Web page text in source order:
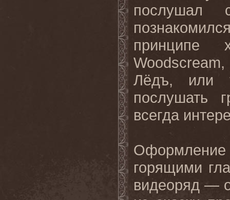
послушал
принципе
Woodscream,
Лёдъ, или
послушать
всегда
Оформление
горящими
видеоряд —